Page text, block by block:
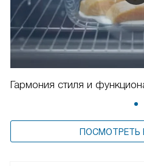
Гармония стиля и
ПОСМОТРЕТЬ